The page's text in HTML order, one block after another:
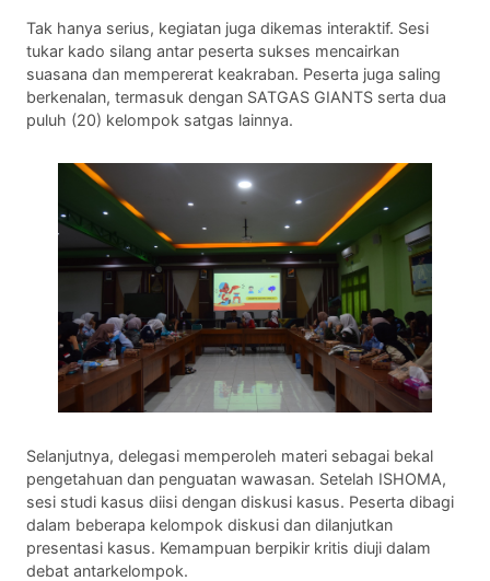
Tak hanya serius, kegiatan juga dikemas interaktif. Sesi
tukar kado silang antar peserta sukses mencairkan
suasana dan mempererat keakraban. Peserta juga saling
berkenalan, termasuk dengan SATGAS GIANTS serta dua
puluh (20) kelompok satgas lainnya.
Selanjutnya, delegasi memperoleh materi sebagai bekal
pengetahuan dan penguatan wawasan. Setelah ISHOMA,
sesi studi kasus diisi dengan diskusi kasus. Peserta dibagi
dalam beberapa kelompok diskusi dan dilanjutkan
presentasi kasus. Kemampuan berpikir kritis diuji dalam
debat antarkelompok.